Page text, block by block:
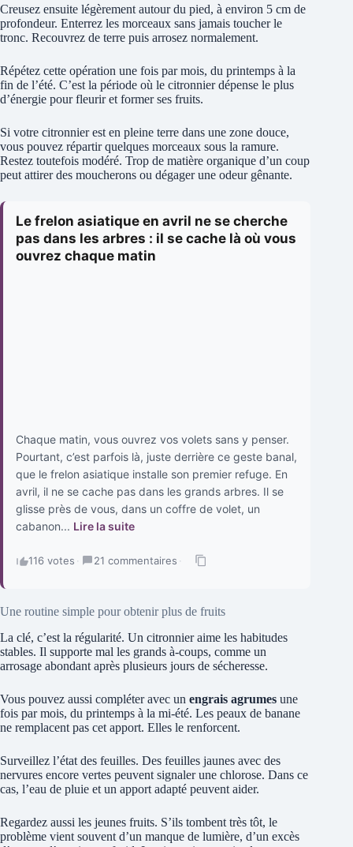
Creusez ensuite légèrement autour du pied, à environ 5 cm de
profondeur. Enterrez les morceaux sans jamais toucher le
tronc. Recouvrez de terre puis arrosez normalement.
Répétez cette opération une fois par mois, du printemps à la
fin de l’été. C’est la période où le citronnier dépense le plus
d’énergie pour fleurir et former ses fruits.
Si votre citronnier est en pleine terre dans une zone douce,
vous pouvez répartir quelques morceaux sous la ramure.
Restez toutefois modéré. Trop de matière organique d’un coup
peut attirer des moucherons ou dégager une odeur gênante.
Le frelon asiatique en avril ne se cherche
pas dans les arbres : il se cache là où vous
ouvrez chaque matin
Chaque matin, vous ouvrez vos volets sans y penser.
Pourtant, c’est parfois là, juste derrière ce geste banal,
que le frelon asiatique installe son premier refuge. En
avril, il ne se cache pas dans les grands arbres. Il se
glisse près de vous, dans un coffre de volet, un
cabanon... Lire la suite
116 votes · 21 commentaires ·
Une routine simple pour obtenir plus de fruits
La clé, c’est la régularité. Un citronnier aime les habitudes
stables. Il supporte mal les grands à-coups, comme un
arrosage abondant après plusieurs jours de sécheresse.
Vous pouvez aussi compléter avec un engrais agrumes une
fois par mois, du printemps à la mi-été. Les peaux de banane
ne remplacent pas cet apport. Elles le renforcent.
Surveillez l’état des feuilles. Des feuilles jaunes avec des
nervures encore vertes peuvent signaler une chlorose. Dans ce
cas, l’eau de pluie et un apport adapté peuvent aider.
Regardez aussi les jeunes fruits. S’ils tombent très tôt, le
problème vient souvent d’un manque de lumière, d’un excès